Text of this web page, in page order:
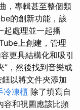
，專輯甚至整個類
的創新功能，該
起處理並一起播
上創建，管理
更具結構化和吸引
”，然後找到音樂或
以將文件夾添加
冷凍櫃 除了填寫自
容和視圖應該比頻